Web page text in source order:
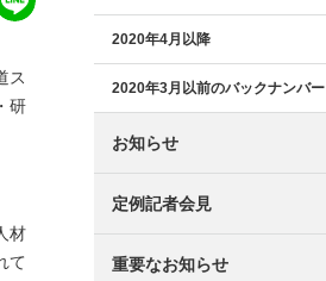
ス
研
材
て
2020年4月以降
2020年3月以前のバックナンバー
お知らせ
定例記者会見
重要なお知らせ